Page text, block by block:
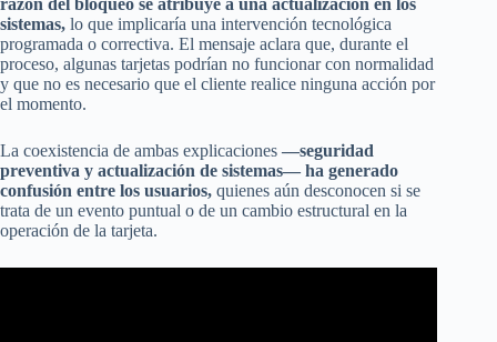
sistemas, lo que implicaría una intervención tecnológica
programada o correctiva. El mensaje aclara que, durante el
proceso, algunas tarjetas podrían no funcionar con normalidad
y que no es necesario que el cliente realice ninguna acción por
el momento.
La coexistencia de ambas explicaciones —seguridad
preventiva y actualización de sistemas— ha generado
confusión entre los usuarios, quienes aún desconocen si se
trata de un evento puntual o de un cambio estructural en la
operación de la tarjeta.